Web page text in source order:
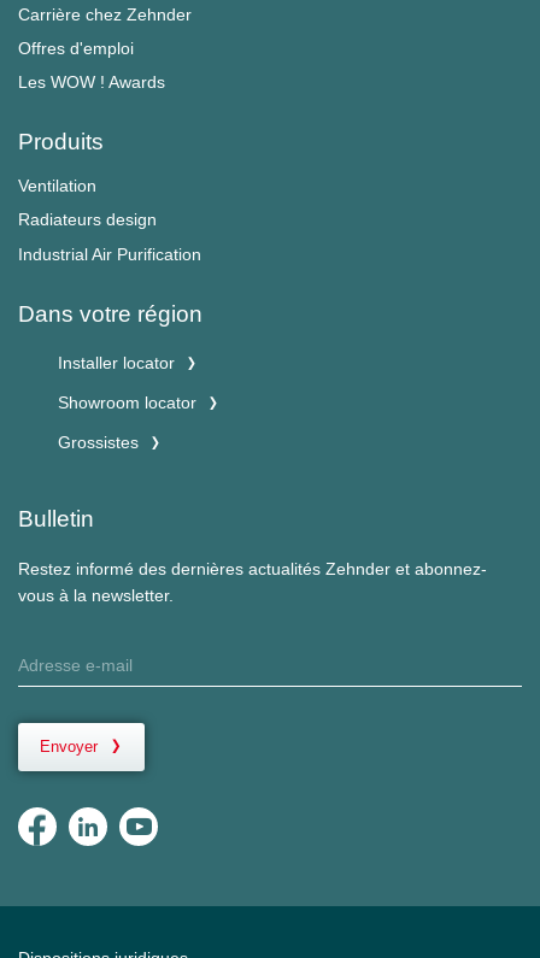
Carrière chez Zehnder
Offres d'emploi
Les WOW ! Awards
Produits
Ventilation
Radiateurs design
Industrial Air Purification
Dans votre région
Installer locator
Showroom locator
Grossistes
Bulletin
Restez informé des dernières actualités Zehnder et abonnez-
vous à la newsletter.
Envoyer